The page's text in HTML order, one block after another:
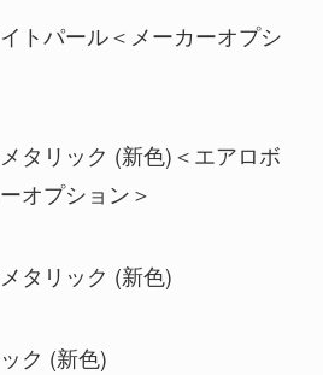
トパール＜メーカーオプシ
タリック (新色)＜エアロボ
オプション＞
タリック (新色)
ク (新色)